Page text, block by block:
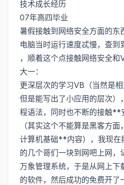
技术成长经历
07年高四毕业
暑假接触到网络安全方面的东
电脑当时运行速度忒慢，查到
，顺着这个点接触网络安全和
大一：
更深层次的学习VB（当然是
但是能写出了小应用的层次）
程语法，同时也不断的接触
（其实这个不能算是黑客方
计算机基础**内容），我现在
的几个哥们一块到网吧上网，
万象管理系统，于是从网上下
的软件，然后成功的免费开了